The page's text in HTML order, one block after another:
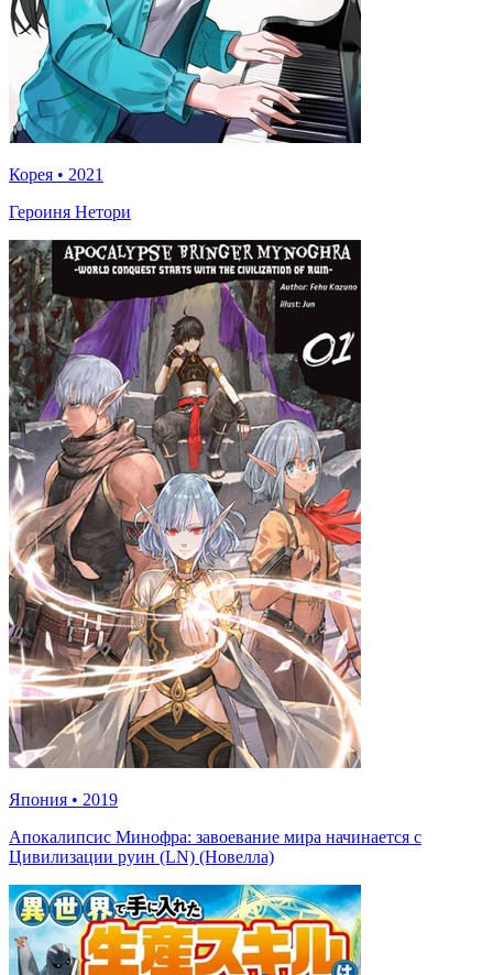
Корея • 2021
Героиня Нетори
Япония • 2019
Апокалипсис Минофра: завоевание мира начинается с
Цивилизации руин (LN) (Новелла)